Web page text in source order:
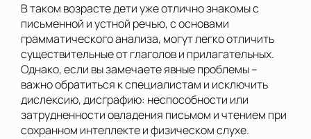
В таком возрасте дети уже отлично знакомы с
письменной и устной речью, с основами
грамматического анализа, могут легко отличить
существительные от глаголов и прилагательных.
Однако, если вы замечаете явные проблемы –
важно обратиться к специалистам и исключить
дислексию, дисграфию: неспособности или
затрудненности овладения письмом и чтением при
сохранном интеллекте и физическом слухе.